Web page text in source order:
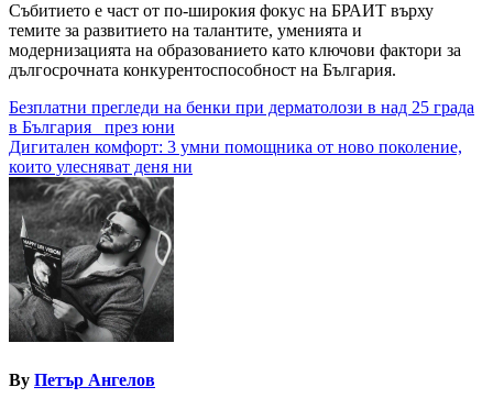
Събитието е част от по-широкия фокус на БРАИТ върху
темите за развитието на талантите, уменията и
модернизацията на образованието като ключови фактори за
дългосрочната конкурентоспособност на България.
Навигация
Безплатни прегледи на бенки при дерматолози в над 25 града
в България през юни
Дигитален комфорт: 3 умни помощника от ново поколение,
които улесняват деня ни
By Петър Ангелов